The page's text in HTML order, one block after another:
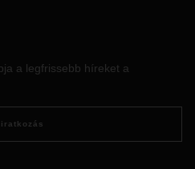
a legfrissebb híreket a